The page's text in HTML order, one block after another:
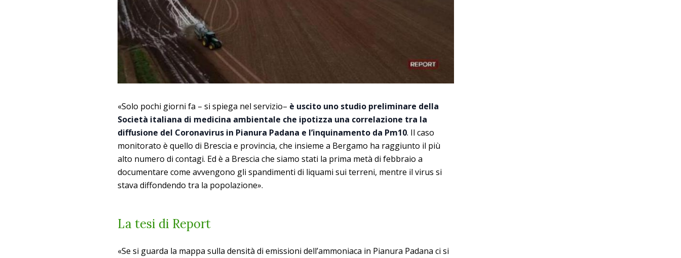
«Solo pochi giorni fa – si spiega nel servizio– è uscito uno studio preliminare della
Società italiana di medicina ambientale che ipotizza una correlazione tra la
diffusione del Coronavirus in Pianura Padana e l’inquinamento da Pm10. Il caso
monitorato è quello di Brescia e provincia, che insieme a Bergamo ha raggiunto il più
alto numero di contagi. Ed è a Brescia che siamo stati la prima metà di febbraio a
documentare come avvengono gli spandimenti di liquami sui terreni, mentre il virus si
stava diffondendo tra la popolazione».
La tesi di Report
«Se si guarda la mappa sulla densità di emissioni dell’ammoniaca in Pianura Padana ci si